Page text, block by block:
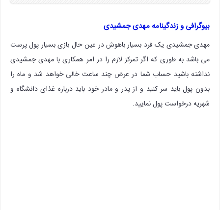
بیوگرافی و زندگینامه مهدی جمشیدی
مهدی جمشیدی یک فرد بسیار باهوش در عین حال بازی بسیار پول پرست
می باشد به طوری که اگر تمرکز لازم را در امر همکاری با مهدی جمشیدی
نداشته باشید حساب شما در عرض چند ساعت خالی خواهد شد و ماه را
بدون پول باید سر کنید و از پدر و مادر خود باید درباره غذای دانشگاه و
شهریه درخواست پول نمایید.